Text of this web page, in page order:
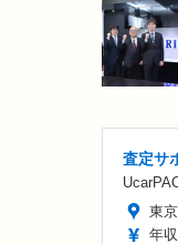
査定サ
東
年